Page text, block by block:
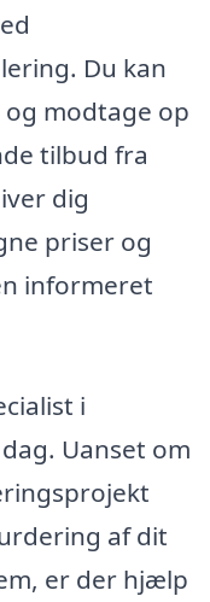
Du kan
modtage op
tilbud fra
dig
priser og
informeret
i
Uanset om
af dit
er der hjælp